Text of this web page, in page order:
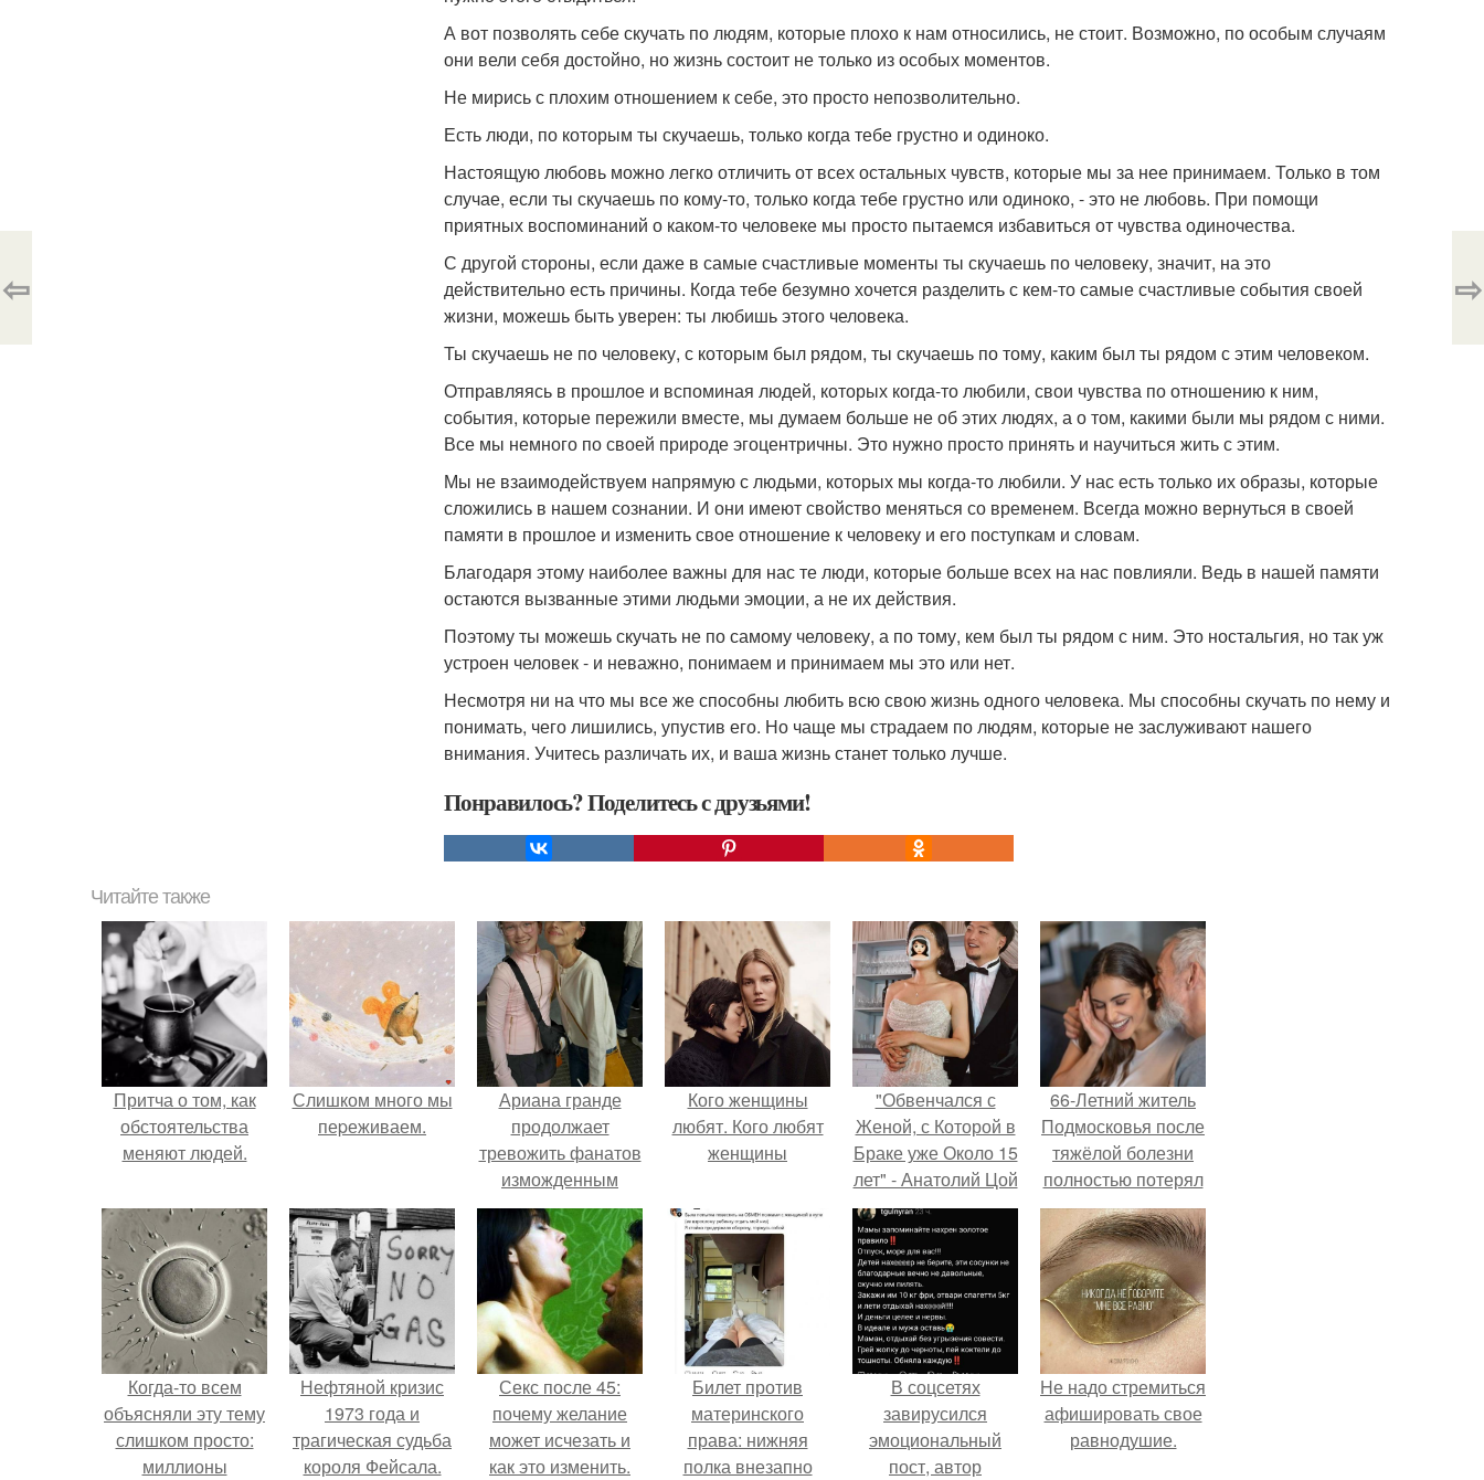
А вот позволять себе скучать по людям, которые плохо к нам относились, не стоит. Возможно, по особым случаям
они вели себя достойно, но жизнь состоит не только из особых моментов.
Не мирись с плохим отношением к себе, это просто непозволительно.
Есть люди, по которым ты скучаешь, только когда тебе грустно и одиноко.
Настоящую любовь можно легко отличить от всех остальных чувств, которые мы за нее принимаем. Только в том
случае, если ты скучаешь по кому-то, только когда тебе грустно или одиноко, - это не любовь. При помощи
приятных воспоминаний о каком-то человеке мы просто пытаемся избавиться от чувства одиночества.
С другой стороны, если даже в самые счастливые моменты ты скучаешь по человеку, значит, на это
действительно есть причины. Когда тебе безумно хочется разделить с кем-то самые счастливые события своей
жизни, можешь быть уверен: ты любишь этого человека.
Ты скучаешь не по человеку, с которым был рядом, ты скучаешь по тому, каким был ты рядом с этим человеком.
Отправляясь в прошлое и вспоминая людей, которых когда-то любили, свои чувства по отношению к ним,
события, которые пережили вместе, мы думаем больше не об этих людях, а о том, какими были мы рядом с ними.
Все мы немного по своей природе эгоцентричны. Это нужно просто принять и научиться жить с этим.
Мы не взаимодействуем напрямую с людьми, которых мы когда-то любили. У нас есть только их образы, которые
сложились в нашем сознании. И они имеют свойство меняться со временем. Всегда можно вернуться в своей
памяти в прошлое и изменить свое отношение к человеку и его поступкам и словам.
Благодаря этому наиболее важны для нас те люди, которые больше всех на нас повлияли. Ведь в нашей памяти
остаются вызванные этими людьми эмоции, а не их действия.
Поэтому ты можешь скучать не по самому человеку, а по тому, кем был ты рядом с ним. Это ностальгия, но так уж
устроен человек - и неважно, понимаем и принимаем мы это или нет.
Несмотря ни на что мы все же способны любить всю свою жизнь одного человека. Мы способны скучать по нему и
понимать, чего лишились, упустив его. Но чаще мы страдаем по людям, которые не заслуживают нашего
внимания. Учитесь различать их, и ваша жизнь станет только лучше.
Понравилось? Поделитесь с друзьями!
⇦ ⇨
Читайте также
Притча о том, как
обстоятельства
меняют людей.
Слишком много мы
пеpеживаем.
Ариана гранде
продолжает
тревожить фанатов
изможденным
Видом.
Кого женщины
любят. Кого любят
женщины
"Обвенчался с
Женой, с Которой в
Браке уже Около 15
лет" - Анатолий Цой
удивил
поклонников
"тайной свадьбой".
66-Летний житель
Подмосковья после
тяжёлой болезни
полностью потерял
потенцию, но
решил
восстановить
интимную жизнь с
молодой супругой,
пишут СМИ.
Когда-то всем
объясняли эту тему
слишком просто:
миллионы
Нефтяной кризис
1973 года и
трагическая судьба
короля Фейсала.
Секс после 45:
почему желание
может исчезать и
как это изменить.
Билет против
материнского
права: нижняя
полка внезапно
В соцсетях
завирусился
эмоциональный
пост, автор
Hе надо стремиться
афишировать свое
равнодушие.